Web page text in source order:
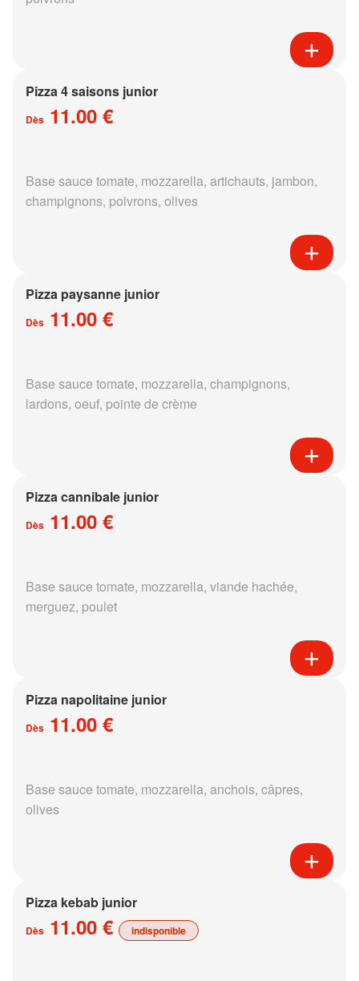
Pizza 4 saisons junior
Dès 11.00 €
Base sauce tomate, mozzarella, artichauts, jambon,
champignons, poivrons, olives
Pizza paysanne junior
Dès 11.00 €
Base sauce tomate, mozzarella, champignons,
lardons, oeuf, pointe de crème
Pizza cannibale junior
Dès 11.00 €
Base sauce tomate, mozzarella, viande hachée,
merguez, poulet
Pizza napolitaine junior
Dès 11.00 €
Base sauce tomate, mozzarella, anchois, câpres,
olives
Pizza kebab junior
Dès 11.00 € indisponible